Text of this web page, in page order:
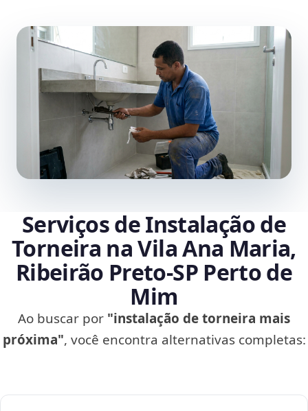
Serviços de Instalação de
Torneira na Vila Ana Maria,
Ribeirão Preto‑SP Perto de
Mim
Ao buscar por "instalação de torneira mais
próxima", você encontra alternativas completas: